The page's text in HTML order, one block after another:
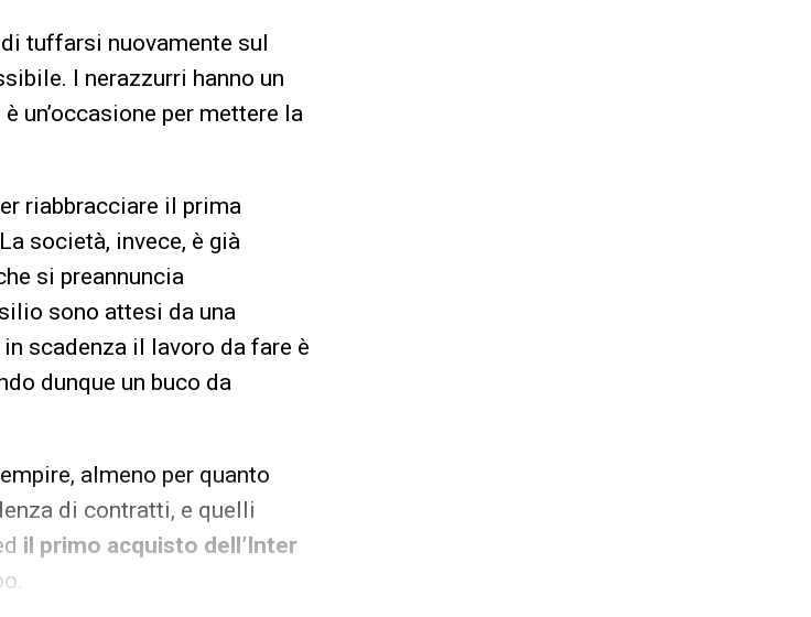
tuffarsi nuovamente sul
I nerazzurri hanno un
un’occasione per mettere la
riabbracciare il prima
società, invece, è già
si preannuncia
sono attesi da una
scadenza il lavoro da fare è
dunque un buco da
almeno per quanto
di contratti, e quelli
il primo acquisto dell’Inter